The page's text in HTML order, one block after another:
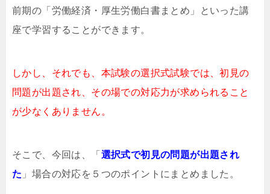
前期の「労働経済・厚生労働白書まとめ」といった講
座で学習することができます。
しかし、それでも、本試験の選択式試験では、初見の
問題が出題され、その場での対応力が求められること
が少なくありません。
そこで、今回は、「 選択式で初見の問題が出題され
た 」場合の対応を５つのポイントにまとめました。